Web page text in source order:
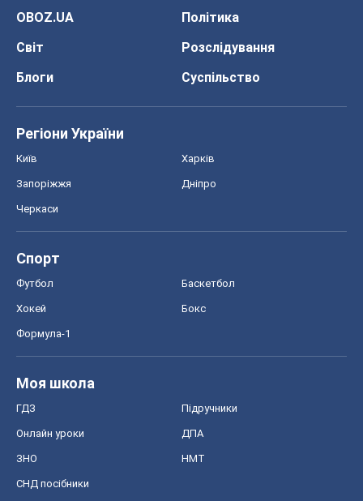
OBOZ.UA
Політика
Світ
Розслідування
Блоги
Суспільство
Регіони України
Київ Харків
Запоріжжя Дніпро
Черкаси
Спорт
Футбол Баскетбол
Хокей Бокс
Формула-1
Моя школа
ГДЗ Підручники
Онлайн уроки ДПА
ЗНО НМТ
СНД посібники